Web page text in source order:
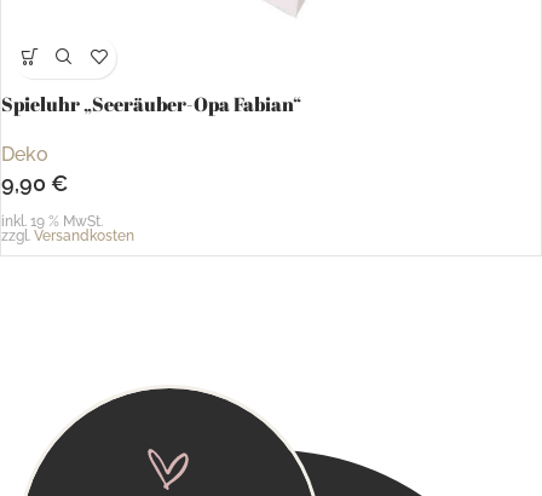
Spieluhr „Seeräuber-Opa Fabian“
Deko
9,90 €
inkl. 19 % MwSt.
zzgl. Versandkosten